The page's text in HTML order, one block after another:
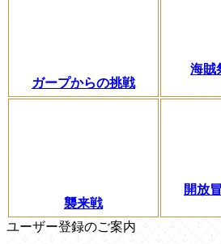
ガープからの挑戦
海賊
襲来戦
開放
ユーザー登録のご案内